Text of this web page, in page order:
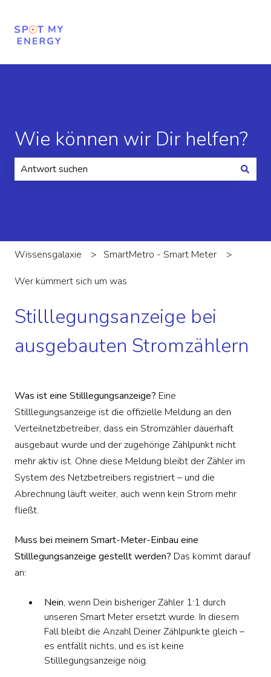
Wie können wir Dir helfen?
Wissensgalaxie SmartMetro - Smart Meter
Wer kümmert sich um was
Stilllegungsanzeige bei
ausgebauten Stromzählern
Was ist eine Stilllegungsanzeige? Eine
Stilllegungsanzeige ist die offizielle Meldung an den
Verteilnetzbetreiber, dass ein Stromzähler dauerhaft
ausgebaut wurde und der zugehörige Zählpunkt nicht
mehr aktiv ist. Ohne diese Meldung bleibt der Zähler im
System des Netzbetreibers registriert – und die
Abrechnung läuft weiter, auch wenn kein Strom mehr
fließt.
Muss bei meinem Smart-Meter-Einbau eine
Stilllegungsanzeige gestellt werden? Das kommt darauf
an:
Nein, wenn Dein bisheriger Zähler 1:1 durch
unseren Smart Meter ersetzt wurde. In diesem
Fall bleibt die Anzahl Deiner Zählpunkte gleich –
es entfällt nichts, und es ist keine
Stilllegungsanzeige nöig.